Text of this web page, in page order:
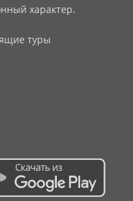
характер.
туры